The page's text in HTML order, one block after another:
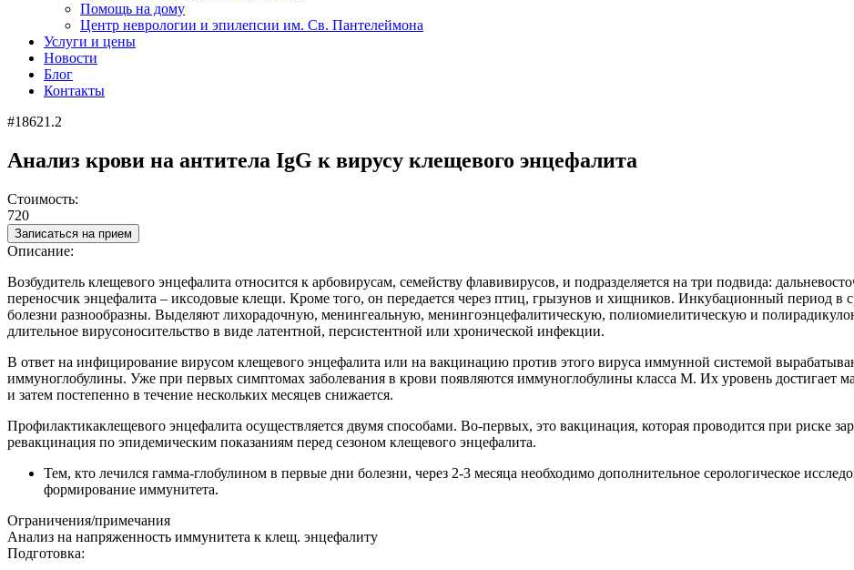
Помощь на дому
Центр неврологии и эпилепсии им. Св. Пантелеймона
Услуги и цены
Новости
Блог
Контакты
#18621.2
Анализ крови на антитела IgG к вирусу клещевого энцефалита
Стоимость:
720
Записаться на прием
Описание:
Возбудитель клещевого энцефалита относится к арбовирусам, семейству флавивирусов, и подразделяется на три подвида:
переносчик энцефалита – иксодовые клещи. Кроме того, он передается через птиц, грызунов и хищников. Инкубационный период в
болезни разнообразны. Выделяют лихорадочную, менингеальную, менингоэнцефалитическую, полиомиелитическую и
длительное вирусоносительство в виде латентной, персистентной или хронической инфекции.
В ответ на инфицирование вирусом клещевого энцефалита или на вакцинацию против этого вируса иммунной системой
иммуноглобулины. Уже при первых симптомах заболевания в крови появляются иммуноглобулины класса M. Их уровень достигает
и затем постепенно в течение нескольких месяцев снижается.
Профилактикаклещевого энцефалита осуществляется двумя способами. Во-первых, это вакцинация, которая проводится при риске
ревакцинация по эпидемическим показаниям перед сезоном клещевого энцефалита.
Тем, кто лечился гамма-глобулином в первые дни болезни, через 2-3 месяца необходимо дополнительное серологическое
формирование иммунитета.
Ограничения/примечания
Анализ на напряженность иммунитета к клещ. энцефалиту
Подготовка: